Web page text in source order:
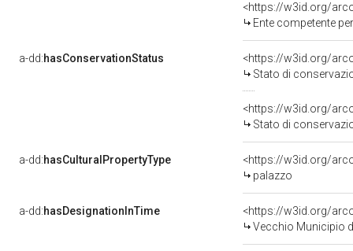
<https://w3id.org/
Ente competente
a-dd:hasConservationStatus
Stato di
Stato di
a-dd:hasCulturalPropertyType
palazzo
a-dd:hasDesignationInTime
Vecchio Municipio